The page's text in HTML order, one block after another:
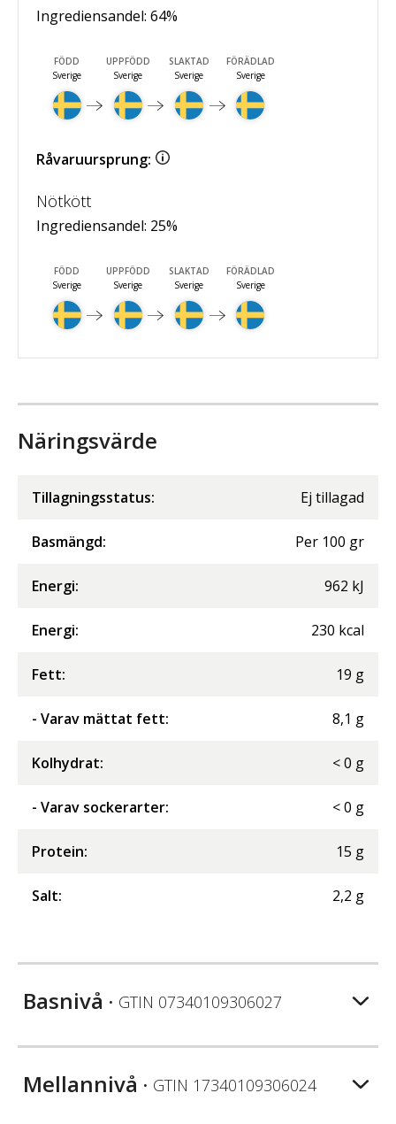
Ingrediensandel: 64%
FÖDD
Sverige
UPPFÖDD
Sverige
SLAKTAD
Sverige
FÖRÄDLAD
Sverige
Råvaruursprung:
Nötkött
Ingrediensandel: 25%
FÖDD
Sverige
UPPFÖDD
Sverige
SLAKTAD
Sverige
FÖRÄDLAD
Sverige
Näringsvärde
Tillagningsstatus: Ej tillagad
Basmängd: Per 100 gr
Energi: 962 kJ
Energi: 230 kcal
Fett: 19 g
- Varav mättat fett: 8,1 g
Kolhydrat: <0 g
- Varav sockerarter: <0 g
Protein: 15 g
Salt: 2,2 g
Basnivå • GTIN 07340109306027
Mellannivå • GTIN 17340109306024